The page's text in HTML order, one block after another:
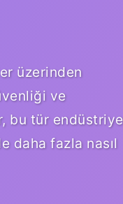
üzerinden
ve
bu tür
daha fazla nasıl